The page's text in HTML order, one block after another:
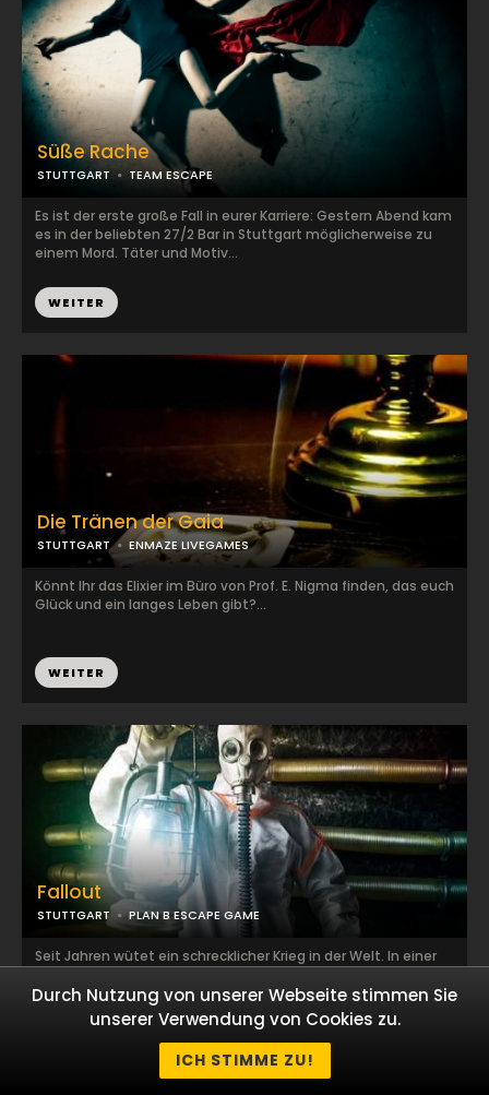
Süße Rache
STUTTGART TEAM ESCAPE
Es ist der erste große Fall in eurer Karriere: Gestern Abend kam
es in der beliebten 27/2 Bar in Stuttgart möglicherweise zu
einem Mord. Täter und Motiv...
WEITER
Die Tränen der Gaia
STUTTGART ENMAZE LIVEGAMES
Könnt Ihr das Elixier im Büro von Prof. E. Nigma finden, das euch
Glück und ein langes Leben gibt?...
WEITER
Fallout
STUTTGART PLAN B ESCAPE GAME
Seit Jahren wütet ein schrecklicher Krieg in der Welt. In einer
den Rand der Katastrophe. Gewal...
Durch Nutzung von unserer Webseite stimmen Sie
unserer Verwendung von Cookies zu.
ICH STIMME ZU!